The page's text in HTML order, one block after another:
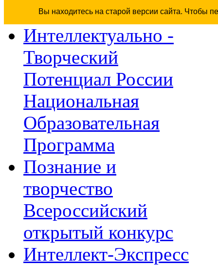
Вы находитесь на старой версии сайта. Чтобы
Интеллектуально -
Творческий
Потенциал России
Национальная
Образовательная
Программа
Познание и
творчество
Всероссийский
открытый конкурс
Интеллект-Экспресс